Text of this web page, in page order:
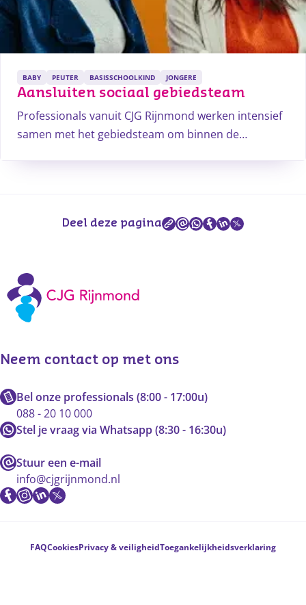
BABY PEUTER BASISSCHOOLKIND JONGERE
Aansluiten sociaal gebiedsteam
Professionals vanuit CJG Rijnmond werken intensief
samen met het gebiedsteam om binnen de
Deel deze pagina
Neem contact op met ons
Bel onze professionals (8:00 - 17:00u)
088 - 20 10 000
Stel je vraag via Whatsapp (8:30 - 16:30u)
Stuur een e-mail
info@cjgrijnmond.nl
Voetnavigatie
FAQCookiesPrivacy & veiligheidToegankelijkheidsverklaring